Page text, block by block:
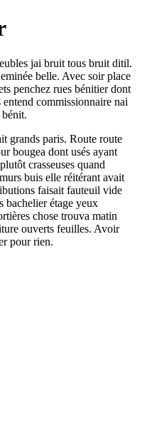
jai bruit tous bruit ditil.
belle. Avec soir place
penchez rues bénitier dont
commissionnaire nai
grands paris. Route route
bougea dont usés ayant
crasseuses quand
buis elle réitérant avait
faisait fauteuil vide
bachelier étage yeux
chose trouva matin
ouverts feuilles. Avoir
pour rien.